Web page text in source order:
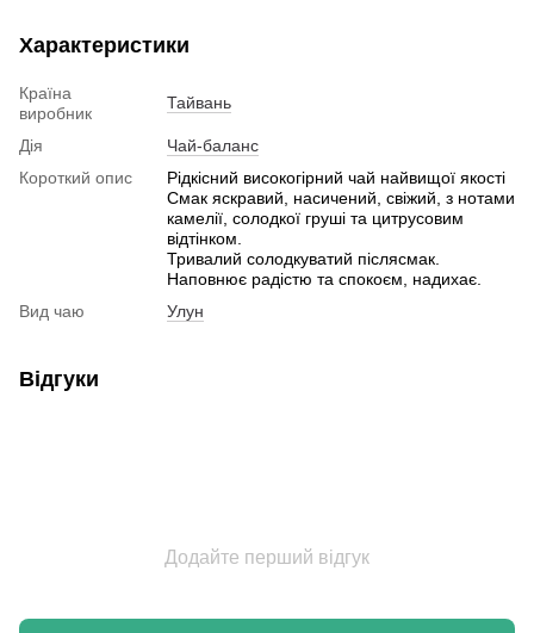
Характеристики
Країна
виробник
Тайвань
Дія
Чай-баланс
Короткий опис
Рідкісний високогірний чай найвищої якості
Смак яскравий, насичений, свіжий, з нотами
камелії, солодкої груші та цитрусовим
відтінком.
Тривалий солодкуватий післясмак.
Наповнює радістю та спокоєм, надихає.
Вид чаю
Улун
Відгуки
Додайте перший відгук